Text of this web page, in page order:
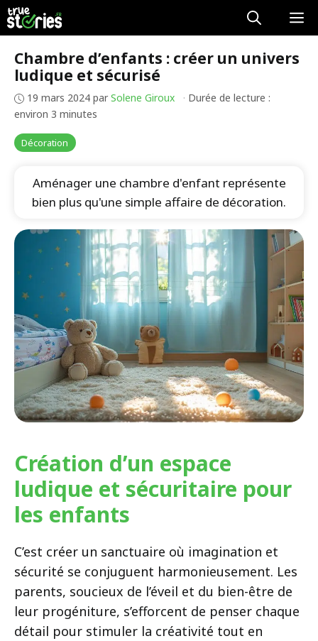
Aller
au
contenu
Décoration
Chambre d’enfants : créer un univers
ludique et sécurisé
19 mars 2024 par Solene Giroux · Durée de lecture :
environ 3 minutes
Aménager une chambre d'enfant représente
bien plus qu'une simple affaire de décoration.
Création d’un espace
ludique et sécuritaire pour
les enfants
C’est créer un sanctuaire où imagination et
sécurité se conjuguent harmonieusement. Les
parents, soucieux de l’éveil et du bien-être de
leur progéniture, s’efforcent de penser chaque
détail pour stimuler la créativité tout en